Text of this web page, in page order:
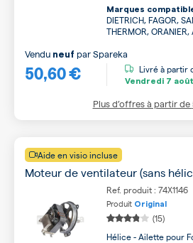
Marques
DIETRICH, FAGOR,
THERMOR, ORANIER,
50,60 €
Vendu neuf parSpareka
Livré à partir
Vendredi 7 août
Plus d’offres à partir de
Aide en visio incluse
Moteur de ventilateur (sans
Ref. produit : 74X1146
Produit Original
(15)
Hélice - Ailette pour